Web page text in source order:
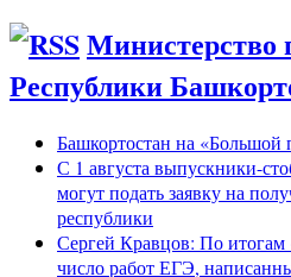
Министерство
Республики
Башкортостан на «Большой
С 1 августа выпускники-
могут подать заявку на
республики
Сергей Кравцов: По итогам
число работ ЕГЭ,